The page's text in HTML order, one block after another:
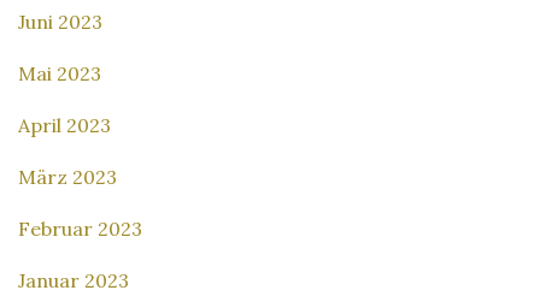
Juni 2023
Mai 2023
April 2023
März 2023
Februar 2023
Januar 2023